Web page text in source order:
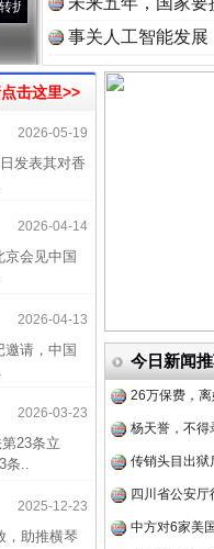
激荡.. ·[视频]牢记初心使命 奋进复
事关人工智能发
击这里>>
2026-05-19
发表其对香
2026-04-14
会见中国
2026-04-13
请，中国
2026-03-23
23条立
条..
2025-12-23
助推横琴
今日新闻
一纸欠条伤亲
26万保费，离
杨天誉，不得
传销头目出狱
四川省公安厅
中方对6家美
中国发起首例
和解..